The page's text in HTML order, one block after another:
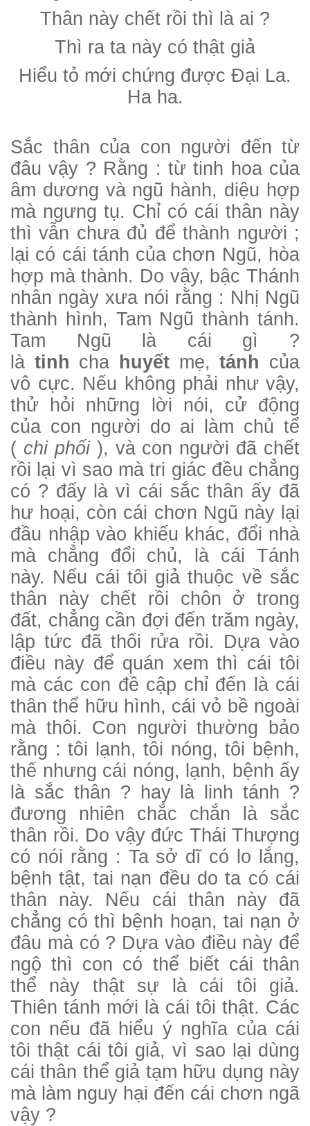
Thân này chết rồi thì là ai ?
Thì ra ta này có thật giả
Hiểu tỏ mới chứng được Đại La.
Ha ha.
Sắc thân của con người đến từ
đâu vậy ? Rằng : từ tinh hoa của
âm dương và ngũ hành, diệu hợp
mà ngưng tụ. Chỉ có cái thân này
thì vẫn chưa đủ để thành người ;
lại có cái tánh của chơn Ngũ, hòa
hợp mà thành. Do vậy, bậc Thánh
nhân ngày xưa nói rằng : Nhị Ngũ
thành hình, Tam Ngũ thành tánh.
Tam Ngũ là cái gì ?
là tinh cha huyết mẹ,tánh của
vô cực. Nếu không phải như vậy,
thử hỏi những lời nói, cử động
của con người do ai làm chủ tể
( chi phối), và con người đã chết
rồi lại vì sao mà tri giác đều chẳng
có ? đấy là vì cái sắc thân ấy đã
hư hoại, còn cái chơn Ngũ này lại
đầu nhập vào khiếu khác, đổi nhà
mà chẳng đổi chủ, là cái Tánh
này. Nếu cái tôi giả thuộc về sắc
thân này chết rồi chôn ở trong
đất, chẳng cần đợi đến trăm ngày,
lập tức đã thối rửa rồi. Dựa vào
điều này để quán xem thì cái tôi
mà các con đề cập chỉ đến là cái
thân thể hữu hình, cái vỏ bề ngoài
mà thôi. Con người thường bảo
rằng : tôi lạnh, tôi nóng, tôi bệnh,
thế nhưng cái nóng, lạnh, bệnh ấy
là sắc thân ? hay là linh tánh ?
đương nhiên chắc chắn là sắc
thân rồi. Do vậy đức Thái Thượng
có nói rằng : Ta sở dĩ có lo lắng,
bệnh tật, tai nạn đều do ta có cái
thân này. Nếu cái thân này đã
chẳng có thì bệnh hoạn, tai nạn ở
đâu mà có ? Dựa vào điều này để
ngộ thì con có thể biết cái thân
thể này thật sự là cái tôi giả.
Thiên tánh mới là cái tôi thật. Các
con nếu đã hiểu ý nghĩa của cái
tôi thật cái tôi giả, vì sao lại dùng
cái thân thể giả tạm hữu dụng này
mà làm nguy hại đến cái chơn ngã
vậy ?